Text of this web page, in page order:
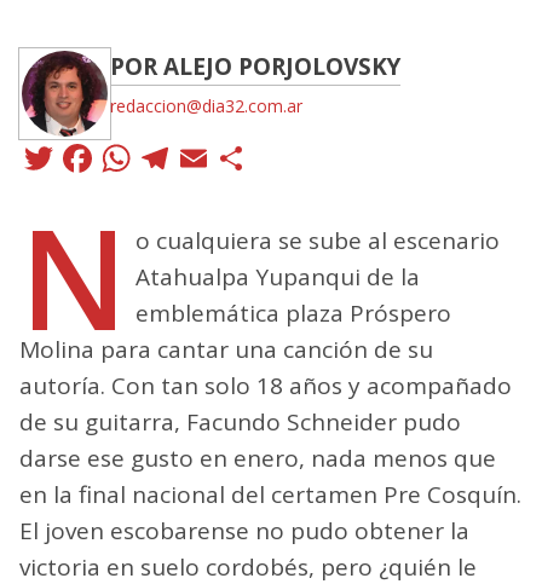
POR ALEJO PORJOLOVSKY
redaccion@dia32.com.ar
Twitter
Facebook
WhatsApp
Telegram
Email
N
o cualquiera se sube al escenario
Atahualpa Yupanqui de la
emblemática plaza Próspero
Molina para cantar una canción de su
autoría. Con tan solo 18 años y acompañado
de su guitarra, Facundo Schneider pudo
darse ese gusto en enero, nada menos que
en la final nacional del certamen Pre Cosquín.
El joven escobarense no pudo obtener la
victoria en suelo cordobés, pero ¿quién le